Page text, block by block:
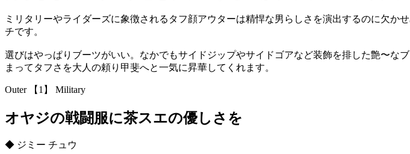
ミリタリーやライダーズに象徴されるタフ顔アウターは精悍な男らしさを演出するのに欠
チです。
選びはやっぱりブーツがいい。なかでもサイドジップやサイドゴアなど装飾を排した艶〜
まってタフさを大人の頼り甲斐へと一気に昇華してくれます。
Outer 【1】 Military
オヤジの戦闘服に茶スエの優しさを
◆ ジミー チュウ